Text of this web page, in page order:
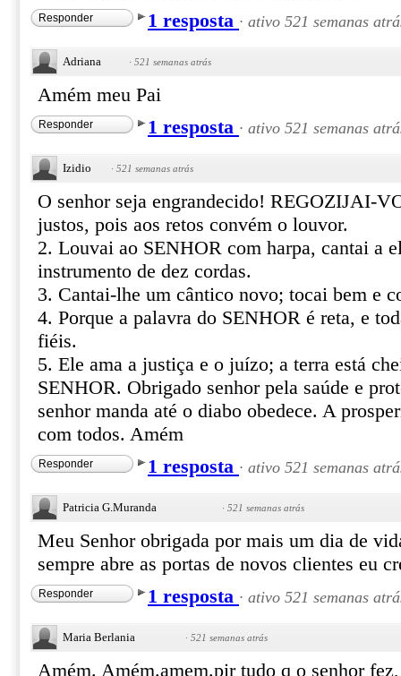
Responder 1 resposta · ativo 521 semanas
Adriana · 521 semanas atrás
Amém meu Pai
Responder 1 resposta · ativo 521 semanas
Izidio · 521 semanas atrás
O senhor seja engrandecido! REGOZIJAI-
justos, pois aos retos convém o louvor.
2. Louvai ao SENHOR com harpa, cantai a
instrumento de dez cordas.
3. Cantai-lhe um cântico novo; tocai bem e
4. Porque a palavra do SENHOR é reta, e
fiéis.
5. Ele ama a justiça e o juízo; a terra está
SENHOR. Obrigado senhor pela saúde e
senhor manda até o diabo obedece. A
com todos. Amém
Responder 1 resposta · ativo 521 semanas
Patricia G.Muranda · 521 semanas atrás
Meu Senhor obrigada por mais um dia de
sempre abre as portas de novos clientes eu
Responder 1 resposta · ativo 521 semanas
Maria Berlania · 521 semanas atrás
Amém. Amém.amem.pir tudo q o senhor